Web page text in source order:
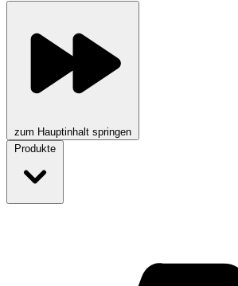
zum Hauptinhalt springen
Produkte